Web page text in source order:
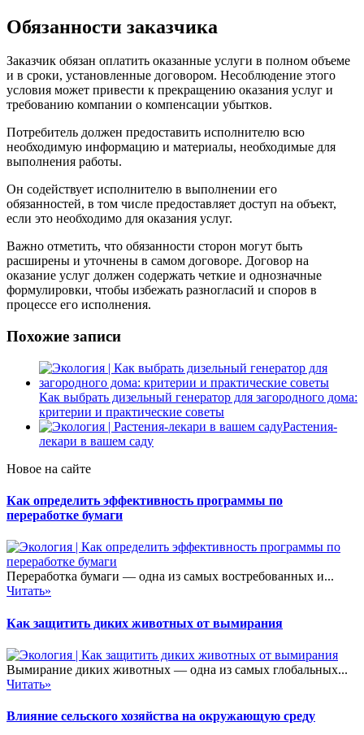
Обязанности заказчика
Заказчик обязан оплатить оказанные услуги в полном объеме
и в сроки, установленные договором. Несоблюдение этого
условия может привести к прекращению оказания услуг и
требованию компании о компенсации убытков.
Потребитель должен предоставить исполнителю всю
необходимую информацию и материалы, необходимые для
выполнения работы.
Он содействует исполнителю в выполнении его
обязанностей, в том числе предоставляет доступ на объект,
если это необходимо для оказания услуг.
Важно отметить, что обязанности сторон могут быть
расширены и уточнены в самом договоре. Договор на
оказание услуг должен содержать четкие и однозначные
формулировки, чтобы избежать разногласий и споров в
процессе его исполнения.
Похожие записи
Как выбрать дизельный генератор для загородного дома:
критерии и практические советы
Растения-
лекари в вашем саду
Новое на сайте
Как определить эффективность программы по
переработке бумаги
Переработка бумаги — одна из самых востребованных и...
Читать»
Как защитить диких животных от вымирания
Вымирание диких животных — одна из самых глобальных...
Читать»
Влияние сельского хозяйства на окружающую среду